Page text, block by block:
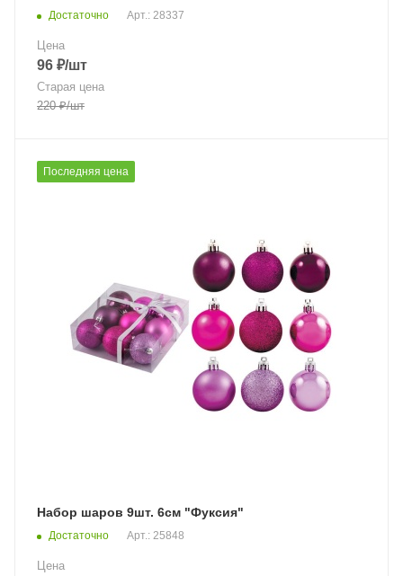
Достаточно Арт.: 28337
Цена
96 ₽/шт
Старая цена
220₽/шт
Последняя цена
Набор шаров 9шт. 6см "Фуксия"
Достаточно Арт.: 25848
Цена